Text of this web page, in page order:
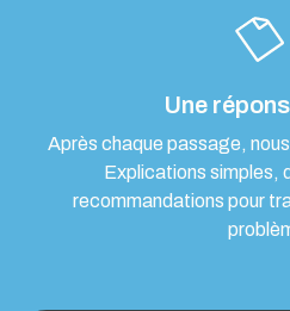
Une
Après chaque passage,
Explications simples,
recommandations pour